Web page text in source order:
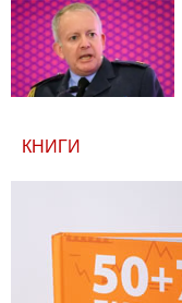
КНИГИ